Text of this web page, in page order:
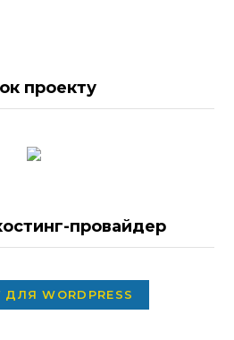
проекту
провайдер
WORDPRESS